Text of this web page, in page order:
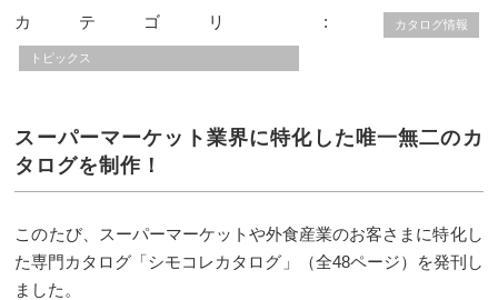
カテゴリ :
カタログ情報
トピックス
スーパーマーケット業界に特化した唯一無二のカ
タログを制作！
このたび、スーパーマーケットや外食産業のお客さまに特化し
た専門カタログ「シモコレカタログ」（全48ページ）を発刊し
ました。